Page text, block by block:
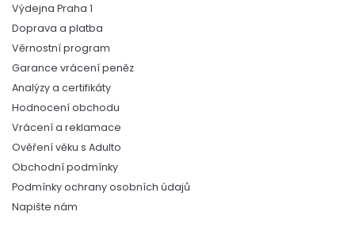
Výdejna Praha 1
Doprava a platba
Věrnostní program
Garance vrácení peněz
Analýzy a certifikáty
Hodnocení obchodu
Vrácení a reklamace
Ověření věku s Adulto
Obchodní podmínky
Podmínky ochrany osobních údajů
Napište nám